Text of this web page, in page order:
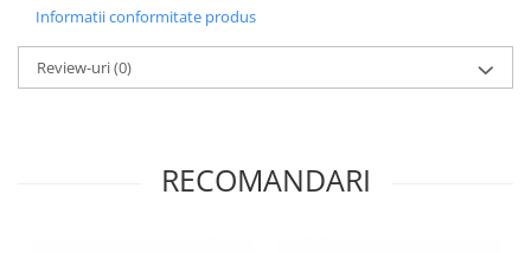
Migrene
Obezitate
Parazitoză digestivă
Piele, par si unghii
Informatii conformitate produs
Review-uri(0)
RECOMANDARI